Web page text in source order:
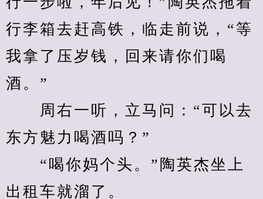
行李箱去赶高铁，临走前说，“等
我拿了压岁钱，回来请你们喝
酒。”
周右一听，立马问：“可以去
东方魅力喝酒吗？”
“喝你妈个头。”陶英杰坐上
出租车就溜了。